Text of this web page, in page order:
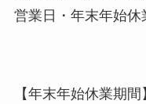
営業日・年末年始休
【年末年始休業期